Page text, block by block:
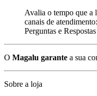
Avalia o tempo que a
canais de
Perguntas e Respostas
O Magalu garante a sua
Sobre a loja